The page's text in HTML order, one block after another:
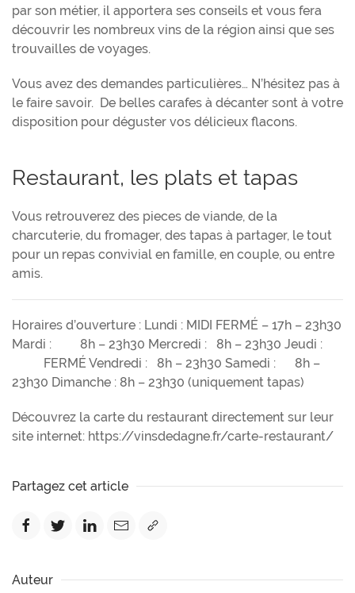
par son métier, il apportera ses conseils et vous fera
découvrir les nombreux vins de la région ainsi que ses
trouvailles de voyages.
Vous avez des demandes particulières… N’hésitez pas à
le faire savoir. De belles carafes à décanter sont à votre
disposition pour déguster vos délicieux flacons.
Restaurant, les plats et tapas
Vous retrouverez des pieces de viande, de la
charcuterie, du fromager, des tapas à partager, le tout
pour un repas convivial en famille, en couple, ou entre
amis.
Horaires d’ouverture : Lundi : MIDI FERMÉ – 17h – 23h30
Mardi : 8h – 23h30 Mercredi : 8h – 23h30 Jeudi :
FERMÉ Vendredi : 8h – 23h30 Samedi : 8h –
23h30 Dimanche : 8h – 23h30 (uniquement tapas)
Découvrez la carte du restaurant directement sur leur
site internet: https://vinsdedagne.fr/carte-restaurant/
Partagez cet article
Auteur